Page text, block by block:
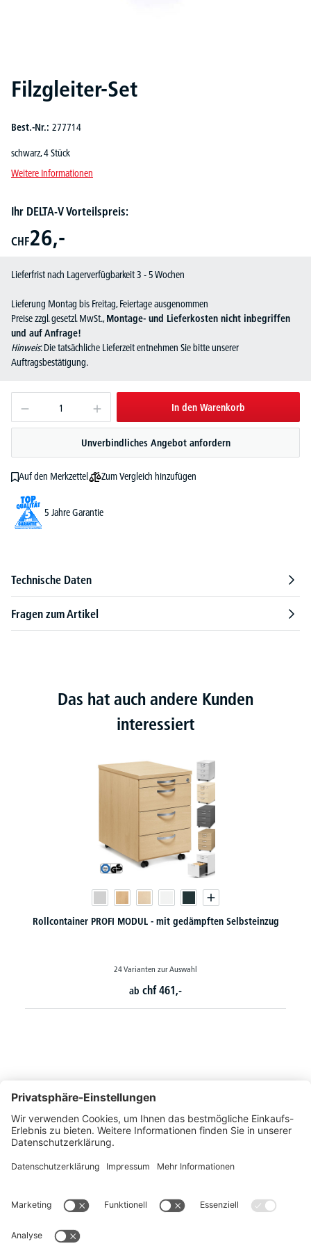
Filzgleiter-Set
Best.-Nr.: 277714
schwarz, 4 Stück
Weitere Informationen
Ihr DELTA-V Vorteilspreis:
CHF26,-
Lieferfrist nach Lagerverfügbarkeit 3 - 5 Wochen
Lieferung Montag bis Freitag, Feiertage ausgenommen
Preise zzgl. gesetzl. MwSt.,Montage- und Lieferkosten nicht inbegriffen
und auf Anfrage!
Hinweis: Die tatsächliche Lieferzeit entnehmen Sie bitte unserer
Auftragsbestätigung.
In den Warenkorb
Unverbindliches Angebot anfordern
Auf den Merkzettel Zum Vergleich hinzufügen
5 Jahre Garantie
Technische Daten
Fragen zum Artikel
Das hat auch andere Kunden
interessiert
Rollcontainer PROFI MODUL - mit gedämpften Selbsteinzug
24 Varianten zur Auswahl
ab chf 461,-
Montags bis Freitags von 08:30 - 17:00 Uhr
+41 44 240 / 11 55
+41 44 240 / 11 57
info@office-trade.ch